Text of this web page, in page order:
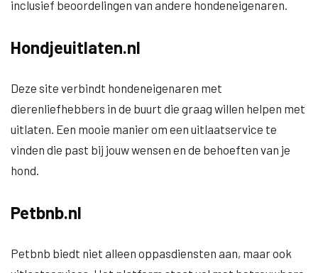
inclusief beoordelingen van andere hondeneigenaren.
Hondjeuitlaten.nl
Deze site verbindt hondeneigenaren met
dierenliefhebbers in de buurt die graag willen helpen met
uitlaten. Een mooie manier om een uitlaatservice te
vinden die past bij jouw wensen en de behoeften van je
hond.
Petbnb.nl
Petbnb biedt niet alleen oppasdiensten aan, maar ook